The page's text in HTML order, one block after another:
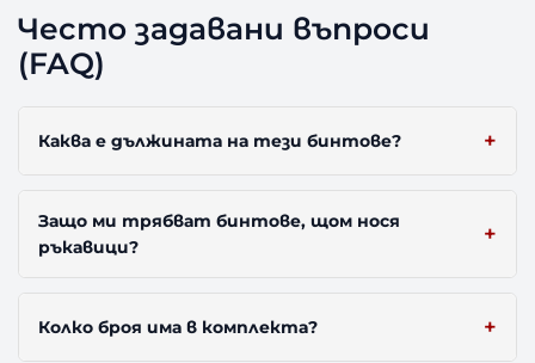
Често задавани въпроси
(FAQ)
Каква е дължината на тези бинтове?
Защо ми трябват бинтове, щом нося
ръкавици?
Колко броя има в комплекта?